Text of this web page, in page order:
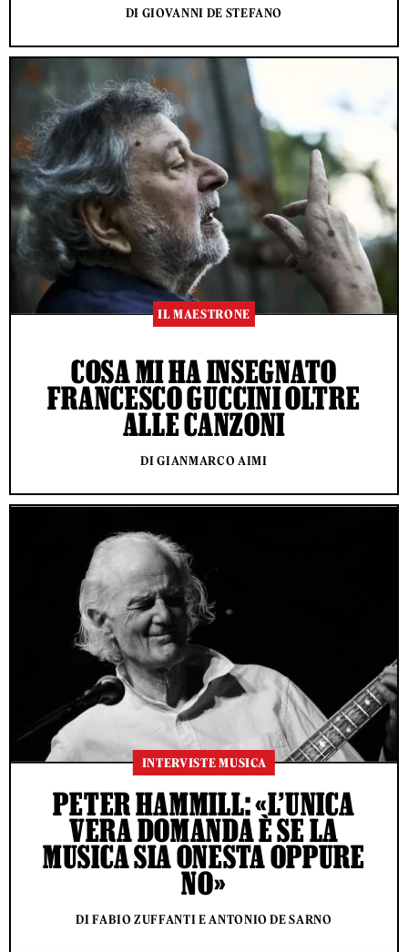
DI GIOVANNI DE STEFANO
IL MAESTRONE
COSA MI HA INSEGNATO
FRANCESCO GUCCINI OLTRE
ALLE CANZONI
DI GIANMARCO AIMI
INTERVISTE MUSICA
PETER HAMMILL: «L’UNICA
VERA DOMANDA È SE LA
MUSICA SIA ONESTA OPPURE
NO»
DI FABIO ZUFFANTI E ANTONIO DE SARNO